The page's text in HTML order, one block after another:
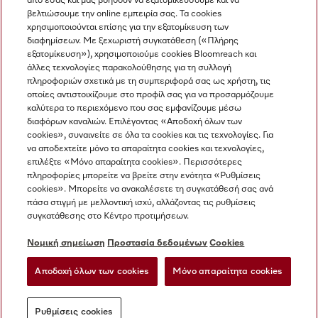
Η εταιρεία μας
Όροι και Προϋποθέσεις
Προστασία δεδομένων
Όροι Χρήσης
Δήλωση Προσβασιμότητας
Νόμος για τις ψηφιακές υπηρεσίες
Ρυθμίσεις cookies
Miele στο Instagram
Miele στο Facebook
Miele στο Youtube
βελτιώσουμε την online εμπειρία σας. Τα cookies
χρησιμοποιούνται επίσης για την εξατομίκευση των
διαφημίσεων. Με ξεχωριστή συγκατάθεση («Πλήρης
εξατομίκευση»), χρησιμοποιούμε cookies Bloomreach και
άλλες τεχνολογίες παρακολούθησης για τη συλλογή
πληροφοριών σχετικά με τη συμπεριφορά σας ως χρήστη, τις
οποίες αντιστοιχίζουμε στο προφίλ σας για να προσαρμόζουμε
καλύτερα το περιεχόμενο που σας εμφανίζουμε μέσω
διαφόρων καναλιών. Επιλέγοντας «Αποδοχή όλων των
cookies», συναινείτε σε όλα τα cookies και τις τεχνολογίες. Για
να αποδεχτείτε μόνο τα απαραίτητα cookies και τεχνολογίες,
επιλέξτε «Μόνο απαραίτητα cookies». Περισσότερες
πληροφορίες μπορείτε να βρείτε στην ενότητα «Ρυθμίσεις
cookies». Μπορείτε να ανακαλέσετε τη συγκατάθεσή σας ανά
πάσα στιγμή με μελλοντική ισχύ, αλλάζοντας τις ρυθμίσεις
συγκατάθεσης στο Κέντρο προτιμήσεων.
Νομική σημείωση Προστασία δεδομένων Cookies
Αποδοχή όλων των cookies Μόνο απαραίτητα cookies
Ρυθμίσεις cookies